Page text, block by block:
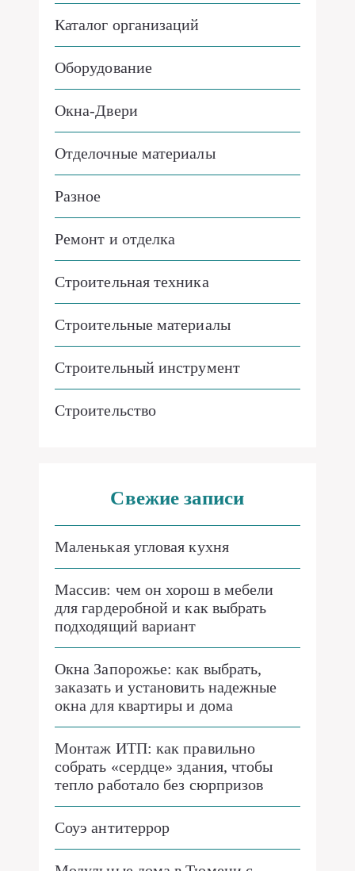
Каталог организаций
Оборудование
Окна-Двери
Отделочные материалы
Разное
Ремонт и отделка
Строительная техника
Строительные материалы
Строительный инструмент
Строительство
Свежие записи
Маленькая угловая кухня
Массив: чем он хорош в мебели
для гардеробной и как выбрать
подходящий вариант
Окна Запорожье: как выбрать,
заказать и установить надежные
окна для квартиры и дома
Монтаж ИТП: как правильно
собрать «сердце» здания, чтобы
тепло работало без сюрпризов
Соуэ антитеррор